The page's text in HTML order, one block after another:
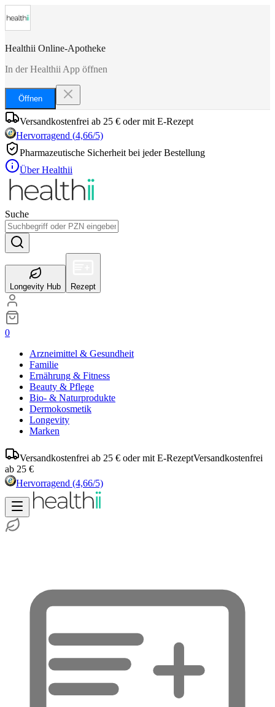
Healthii Online-Apotheke
In der Healthii App öffnen
Öffnen
Versandkostenfrei ab 25 € oder mit E-Rezept
Hervorragend (4,66/5)
Pharmazeutische Sicherheit bei jeder Bestellung
Über Healthii
Suche
Longevity Hub Rezept
0
Arzneimittel & Gesundheit
Familie
Ernährung & Fitness
Beauty & Pflege
Bio- & Naturprodukte
Dermokosmetik
Longevity
Marken
Versandkostenfrei ab 25 € oder mit E-RezeptVersandkostenfrei
ab 25 €
Hervorragend (4,66/5)